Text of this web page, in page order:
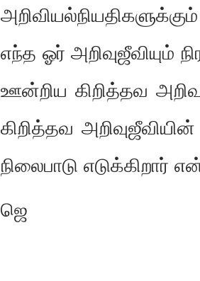
எந்த ஓர் அறிவுஜீவியும்
ஊன்றிய கிறித்தவ
கிறித்தவ
நிலைபாடு எடுக்கிறார்
ஜெ